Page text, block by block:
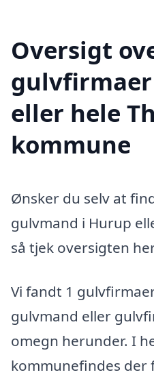
Oversigt
eller hele
kommune
Ønsker du selv at
gulvmand i Hurup
så tjek oversigten
Vi fandt 1
gulvmand eller
omegn herunder. I
kommunefindes der